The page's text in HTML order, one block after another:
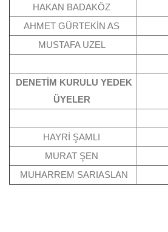
HAKAN BADAKÖZ
AHMET GÜRTEKİN AS
MUSTAFA UZEL
DENETİM KURULU YEDEK
ÜYELER
HAYRİ ŞAMLI
MURAT ŞEN
MUHARREM SARIASLAN